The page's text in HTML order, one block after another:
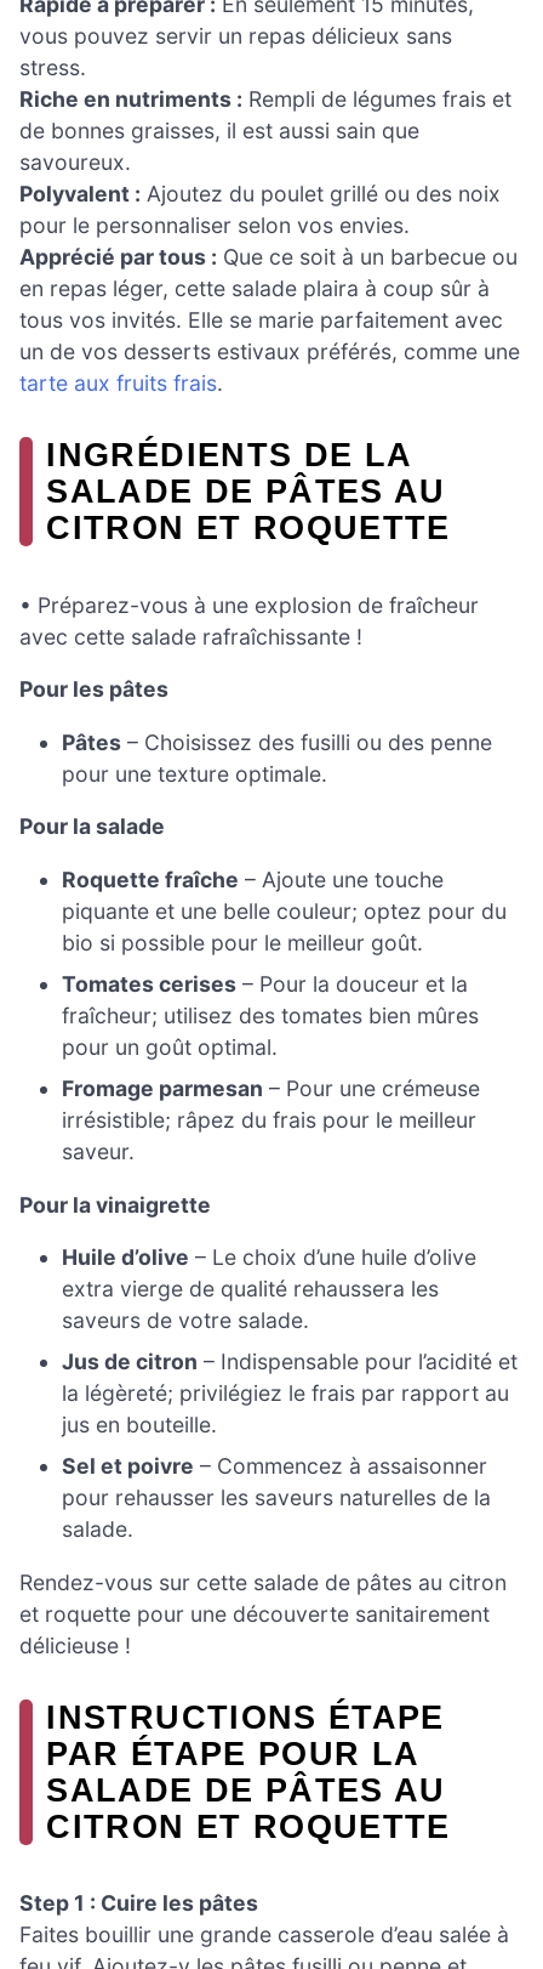
vous pouvez servir un repas délicieux sans
stress.
Riche en nutriments : Rempli de légumes frais et
de bonnes graisses, il est aussi sain que
savoureux.
Polyvalent : Ajoutez du poulet grillé ou des noix
pour le personnaliser selon vos envies.
Apprécié par tous : Que ce soit à un barbecue ou
en repas léger, cette salade plaira à coup sûr à
tous vos invités. Elle se marie parfaitement avec
un de vos desserts estivaux préférés, comme une
tarte aux fruits frais.
INGRÉDIENTS DE LA
SALADE DE PÂTES AU
CITRON ET ROQUETTE
• Préparez-vous à une explosion de fraîcheur
avec cette salade rafraîchissante !
Pour les pâtes
Pâtes – Choisissez des fusilli ou des penne
pour une texture optimale.
Pour la salade
Roquette fraîche – Ajoute une touche
piquante et une belle couleur; optez pour du
bio si possible pour le meilleur goût.
Tomates cerises – Pour la douceur et la
fraîcheur; utilisez des tomates bien mûres
pour un goût optimal.
Fromage parmesan – Pour une crémeuse
irrésistible; râpez du frais pour le meilleur
saveur.
Pour la vinaigrette
Huile d’olive – Le choix d’une huile d’olive
extra vierge de qualité rehaussera les
saveurs de votre salade.
Jus de citron – Indispensable pour l’acidité et
la légèreté; privilégiez le frais par rapport au
jus en bouteille.
Sel et poivre – Commencez à assaisonner
pour rehausser les saveurs naturelles de la
salade.
Rendez-vous sur cette salade de pâtes au citron
et roquette pour une découverte sanitairement
délicieuse !
INSTRUCTIONS ÉTAPE
PAR ÉTAPE POUR LA
SALADE DE PÂTES AU
CITRON ET ROQUETTE
Step 1 : Cuire les pâtes
Faites bouillir une grande casserole d’eau salée à